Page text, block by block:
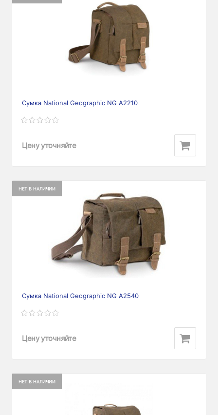
Сумка National Geographic NG A2210
Цену уточняйте
НЕТ В НАЛИЧИИ
Сумка National Geographic NG A2540
Цену уточняйте
НЕТ В НАЛИЧИИ